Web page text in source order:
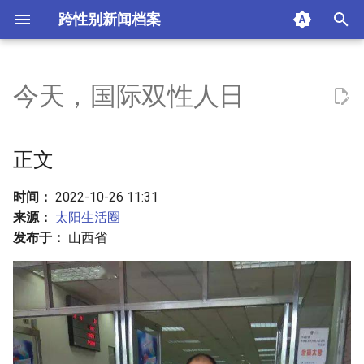
跨性别新闻档案
i
a
i
i
n
正文
摘要与附加信息
附加信息 [Processed Page
Metadata]
今天，国际双性人日
正文
时间： 2022-10-26 11:31
来源： 太阳生活圈
发布于： 山西省